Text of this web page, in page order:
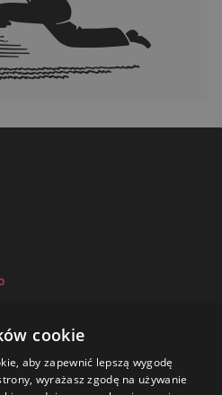
cookie
aby zapewnić lepszą wygodę
wyrażasz zgodę na używanie